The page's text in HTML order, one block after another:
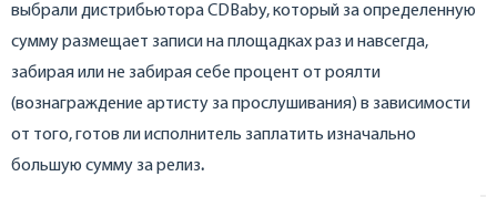
выбрали дистрибьютора CDBaby, который за определенную
сумму размещает записи на площадках раз и навсегда,
забирая или не забирая себе процент от роялти
(вознаграждение артисту за прослушивания) в зависимости
от того, готов ли исполнитель заплатить изначально
большую сумму за релиз.